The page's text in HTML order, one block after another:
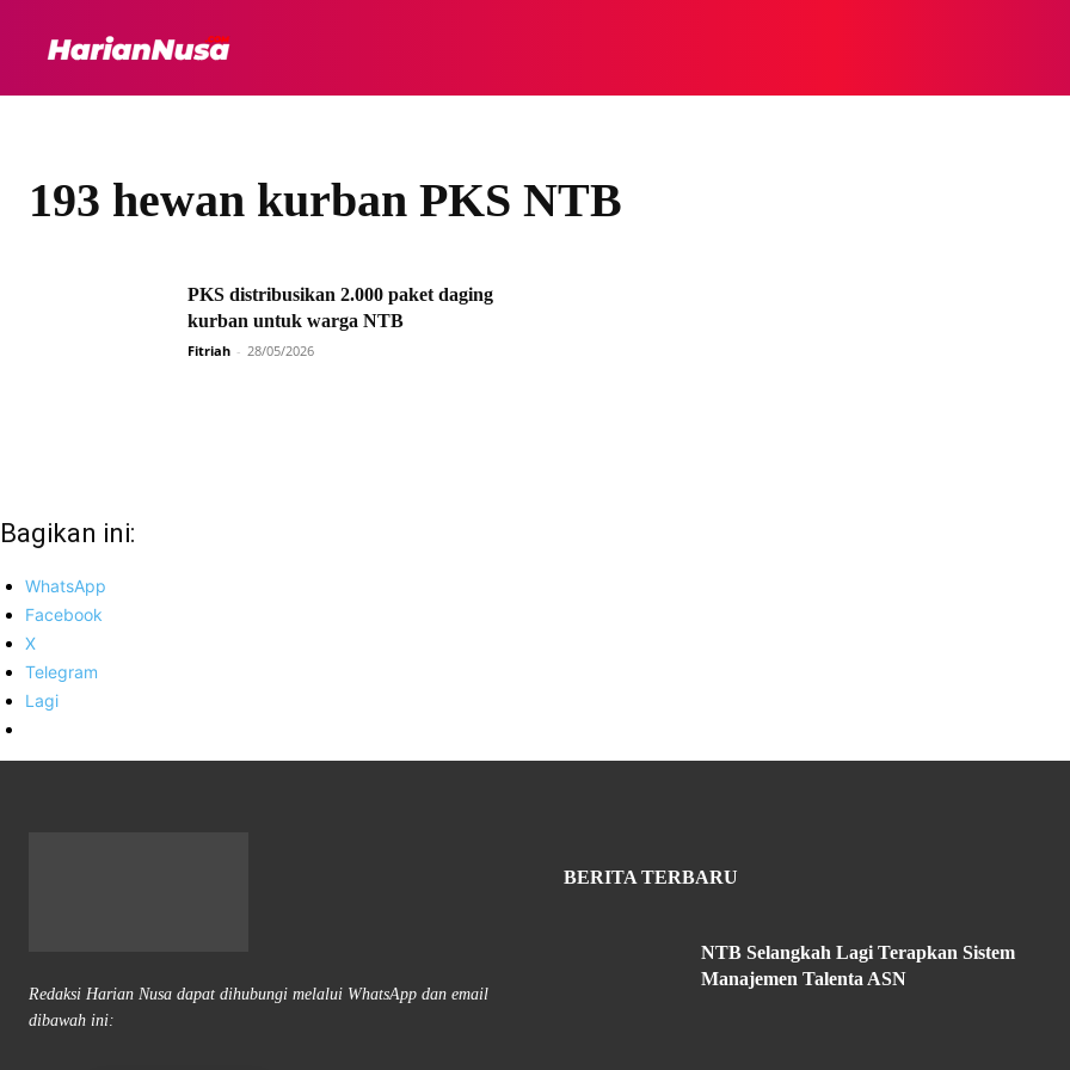
193 hewan kurban PKS NTB
PKS distribusikan 2.000 paket daging
kurban untuk warga NTB
Fitriah - 28/05/2026
Bagikan ini:
WhatsApp
Facebook
X
Telegram
Lagi
Redaksi Harian Nusa dapat dihubungi melalui WhatsApp dan email
dibawah ini:
BERITA TERBARU
NTB Selangkah Lagi Terapkan Sistem
Manajemen Talenta ASN